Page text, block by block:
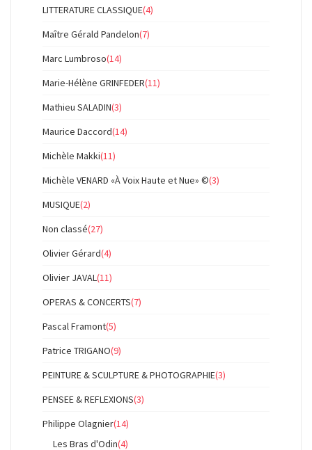
LITTERATURE CLASSIQUE(4)
Maître Gérald Pandelon(7)
Marc Lumbroso(14)
Marie-Hélène GRINFEDER(11)
Mathieu SALADIN(3)
Maurice Daccord(14)
Michèle Makki(11)
Michèle VENARD «À Voix Haute et Nue» ©(3)
MUSIQUE(2)
Non classé(27)
Olivier Gérard(4)
Olivier JAVAL (11)
OPERAS & CONCERTS(7)
Pascal Framont(5)
Patrice TRIGANO(9)
PEINTURE & SCULPTURE & PHOTOGRAPHIE(3)
PENSEE & REFLEXIONS(3)
Philippe Olagnier(14)
Les Bras d'Odin(4)